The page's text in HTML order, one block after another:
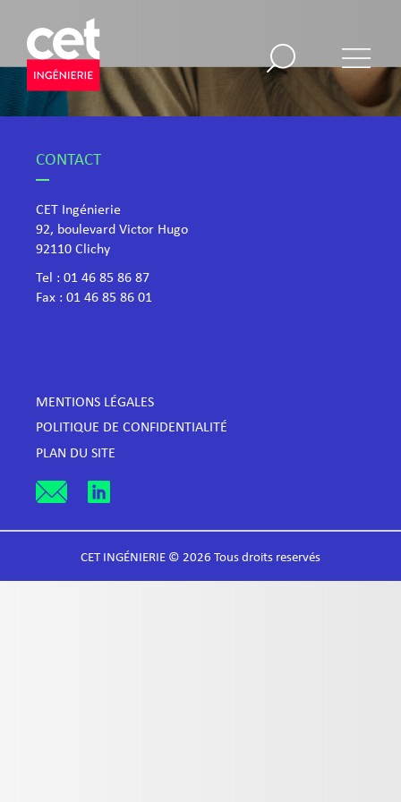
CONTACT
CET Ingénierie
92, boulevard Victor Hugo
​92110 Clichy
Tel : 01 46 85 86 87
Fax : 01 46 85 86 01
MENTIONS LÉGALES
POLITIQUE DE CONFIDENTIALITÉ
PLAN DU SITE
CET INGÉNIERIE © 2026 Tous droits reservés